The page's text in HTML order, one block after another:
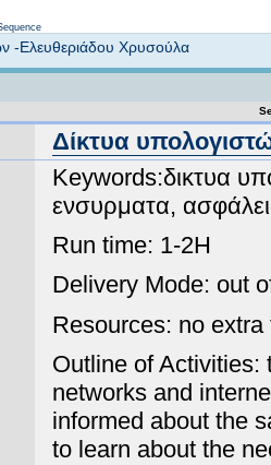
-Ελευθεριάδου Χρυσούλα
Δίκτυα
Keywords:δικτυα
ενσυρματα,
Run time: 1-2H
Delivery Mode: out
Resources: no
Outline of Activities:
networks and
informed about the
to learn about the